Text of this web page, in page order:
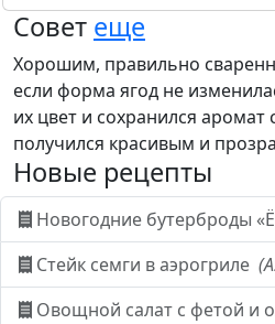
Совет еще
Хорошим, правильно
если форма ягод не
их цвет и сохранился
получился красивым и
Новые рецепты
Новогодние бутерброды
Стейк семги в аэрогриле
Овощной салат с фетой и